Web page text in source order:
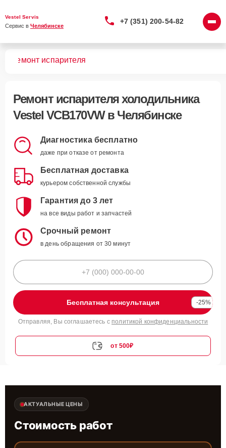
Vestel Servis
Сервис в Челябинске
+7 (351) 200-54-82
Ремонт испарителя
Ремонт испарителя холодильника
Vestel VCB170VW в Челябинске
Диагностика бесплатно
даже при отказе от ремонта
Бесплатная доставка
курьером собственной службы
Гарантия до 3 лет
на все виды работ и запчастей
Срочный ремонт
в день обращения от 30 минут
Бесплатная консультация -25%
Отправляя, Вы соглашаетесь с политикой конфиденциальности
от 500₽
АКТУАЛЬНЫЕ ЦЕНЫ
Стоимость работ